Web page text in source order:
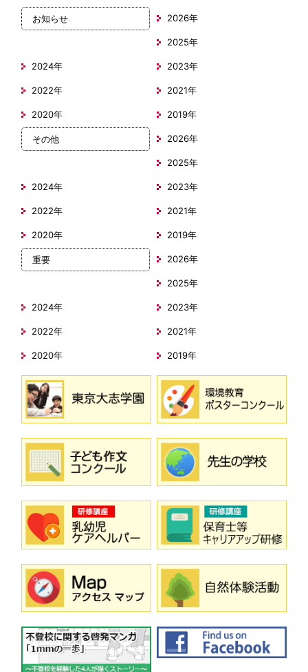
お知らせ 2026年
2025年
2024年 2023年
2022年 2021年
2020年 2019年
その他 2026年
2025年
2024年 2023年
2022年 2021年
2020年 2019年
重要 2026年
2025年
2024年 2023年
2022年 2021年
2020年 2019年